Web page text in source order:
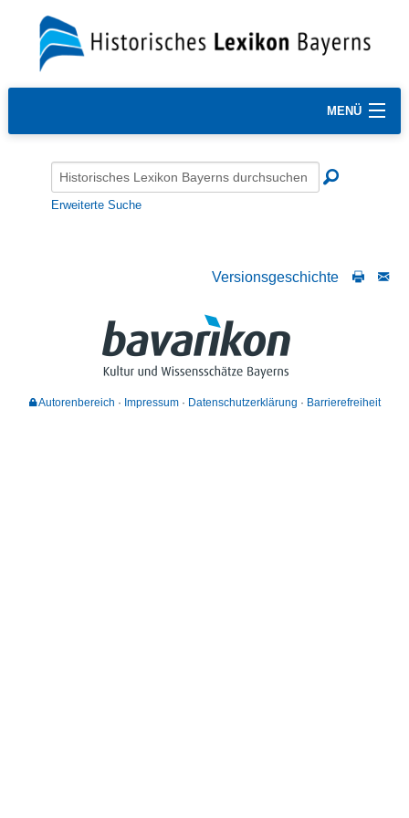
MENÜ
Erweiterte Suche
Versionsgeschichte
Autorenbereich Impressum Datenschutzerklärung Barrierefreiheit